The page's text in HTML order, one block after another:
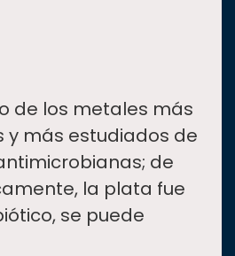
de los metales más
más estudiados de
de
la plata fue
se puede